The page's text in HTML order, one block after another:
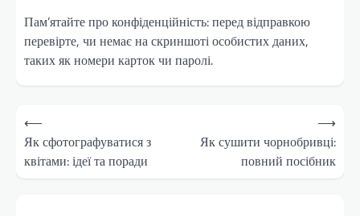
Пам’ятайте про конфіденційність: перед відправкою
перевірте, чи немає на скриншоті особистих даних,
таких як номери карток чи паролі.
Навігація
записів
⟵
Як сфотографуватися з
квітами: ідеї та поради
Як сушити чорнобривці:
повний посібник
⟶